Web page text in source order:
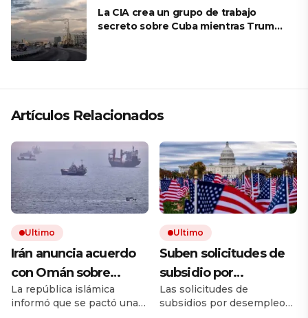
La CIA crea un grupo de trabajo
secreto sobre Cuba mientras Trump
Artículos Relacionados
Ultimo
Irán anuncia acuerdo
con Omán sobre
Ormuz, pero avisa que
su reapertura
La república islámica
informó que se pactó una
Ultimo
Suben solicitudes de
subsidio por
desempleo en EEUU,
pero despidos siguen
Las solicitudes de
subsidios por desempleo